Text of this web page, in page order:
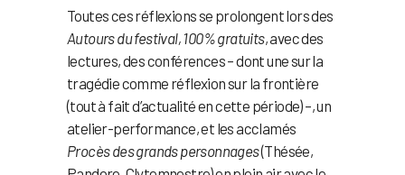
Toutes ces réflexions se prolongent lors des
Autours du festival, 100% gratuits, avec des
lectures, des conférences – dont une sur la
tragédie comme réflexion sur la frontière
(tout à fait d’actualité en cette période) –, un
atelier-performance, et les acclamés
Procès des grands personnages(Thésée,